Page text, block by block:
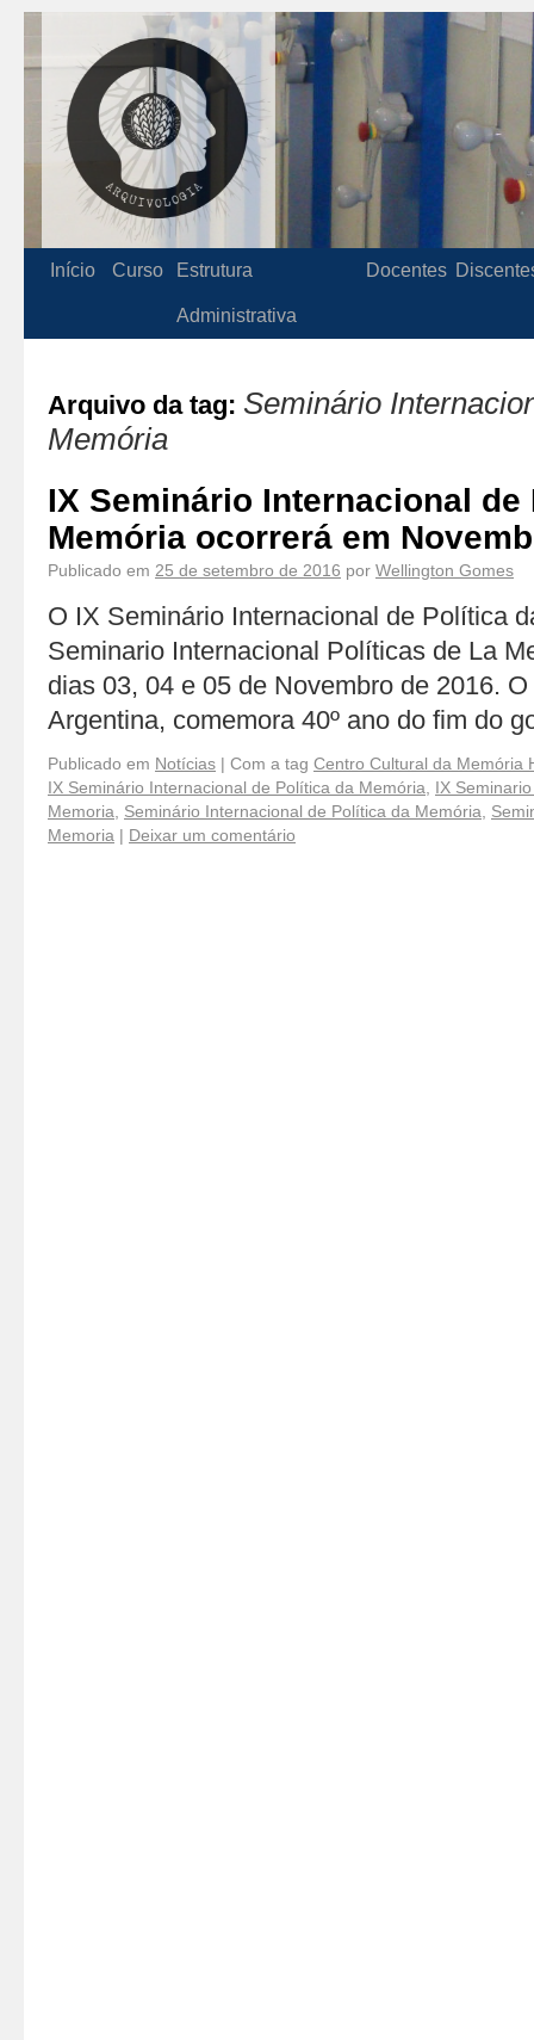
Início Curso Estrutura
Administrativa
Docentes
Arquivo da tag: Seminário
Memória
IX Seminário Internacional de
Memória ocorrerá em
Publicado em 25 de setembro de 2016 por Wellington Gomes
O IX Seminário Internacional de Política
Seminario Internacional Políticas de La
dias 03, 04 e 05 de Novembro de 2016.
Argentina, comemora 40º ano do fim do
Publicado em Notícias | Com a tag Centro Cultural da Memória
IX Seminário Internacional de Política da Memória
IX
Memoria
Seminário Internacional de Política da Memória
Memoria | Deixar um comentário